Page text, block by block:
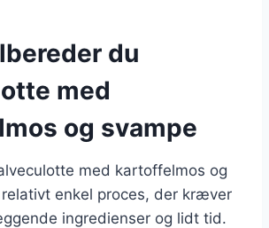
du
med
og svampe
med kartoffelmos og
enkel proces, der kræver
ingredienser og lidt tid.